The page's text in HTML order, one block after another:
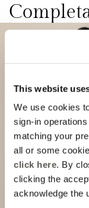
This website
We use cookies
sign-in
matching your
all or some
click here. By
clicking the
acknowledge the
Previous